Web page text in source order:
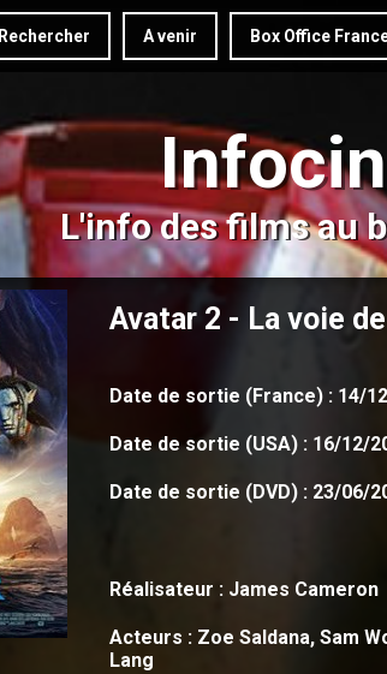
Rechercher A venir Box Office
L'info des films au
Avatar 2 - La voie
Date de sortie (France) : 14/
Date de sortie (USA) : 16/12/
Date de sortie (DVD) : 23/06/
Réalisateur : James Cameron
Acteurs : Zoe Saldana, Sam
Lang